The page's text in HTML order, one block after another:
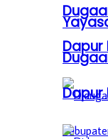
Dapur
Dapur